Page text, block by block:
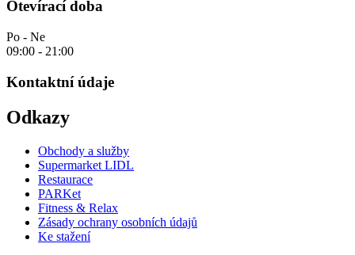
Otevírací doba
Po - Ne
09:00 - 21:00
Kontaktní údaje
Odkazy
Obchody a služby
Supermarket LIDL
Restaurace
PARKet
Fitness & Relax
Zásady ochrany osobních údajů
Ke stažení